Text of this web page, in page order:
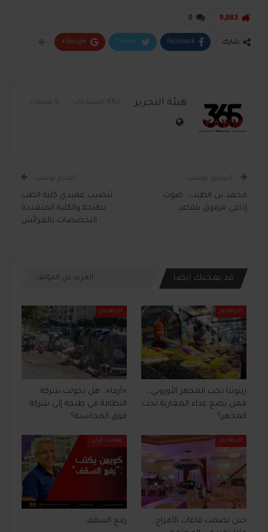
0 9,883
شارك Facebook
Twitter
Google+
هيئة التحرير 4702 المشاركات 0 تعليقات
السابق بوست
محمد بن الطيب.. صوت
إذاعي مرموق يتقاعد
القادم بوست
تنصيب عميدي كلية الطب
بطنجة والكلية المتعددة
التخصصات بالعرائش
قد يعجبك ايضا المزيد عن المؤلف
آخر الأخبار
زيتوننا تحت المجهر الأوروبي…
فمن يضع غذاء المغاربة تحت
المجهر؟
آخر الأخبار
«أرما».. هل تحولت شركة
النظافة في طنجة إلى شركة
فوق المحاسبة؟
آخر الأخبار
حين تصمت قاعات الأفراح…
مقالات الرأي
رفع السقف